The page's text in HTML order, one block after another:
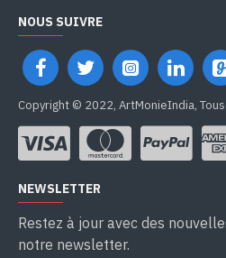
NOUS SUIVRE
Copyright © 2022, ArtMonieIndia,
NEWSLETTER
Restez à jour avec des
notre newsletter.